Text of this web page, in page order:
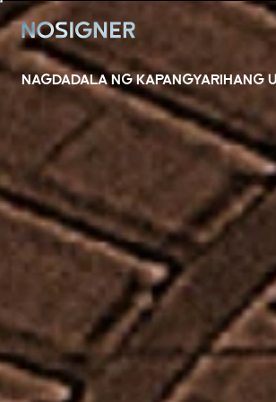
HOME
NAGDADALA NG KAPANGYARIHANG